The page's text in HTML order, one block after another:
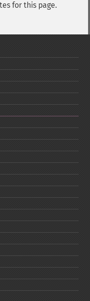
for this page.